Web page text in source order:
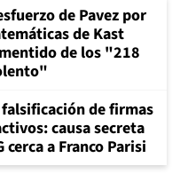
de Pavez por
de Kast
de los "218
falsificación de firmas
causa secreta
cerca a Franco Parisi